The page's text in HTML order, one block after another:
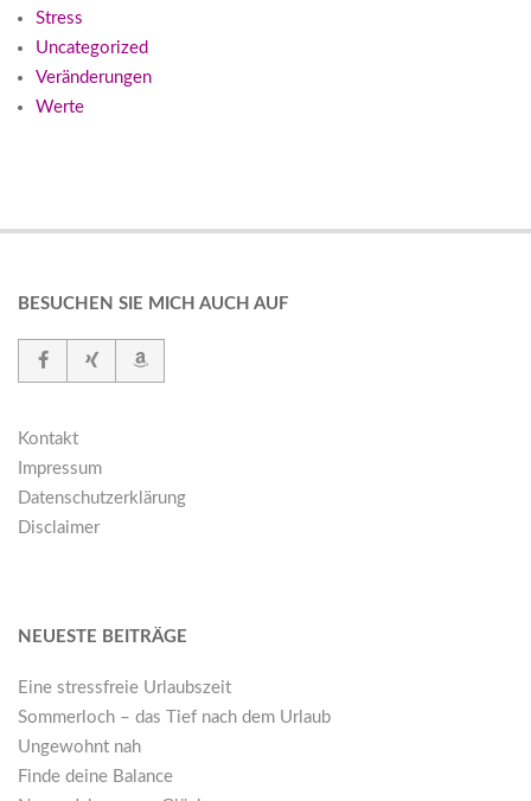
Stress
Uncategorized
Veränderungen
Werte
BESUCHEN SIE MICH AUCH AUF
Kontakt
Impressum
Datenschutzerklärung
Disclaimer
NEUESTE BEITRÄGE
Eine stressfreie Urlaubszeit
Sommerloch – das Tief nach dem Urlaub
Ungewohnt nah
Finde deine Balance